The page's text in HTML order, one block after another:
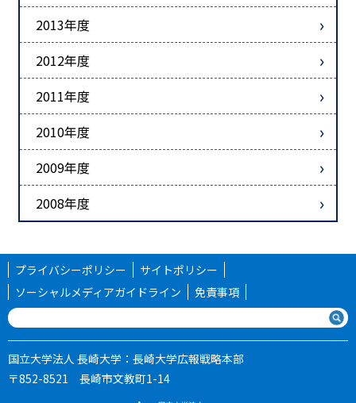
2013年度
2012年度
2011年度
2010年度
2009年度
2008年度
プライバシーポリシー
サイトポリシー
ソーシャルメディアガイドライン
免責事項
国立大学法人 長崎大学：長崎大学広報戦略本部
〒852-8521 長崎市文教町1-14